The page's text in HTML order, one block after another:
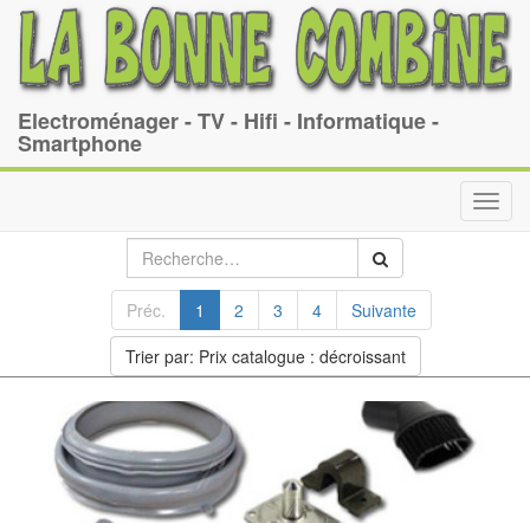
Electroménager - TV - Hifi - Informatique -
Smartphone
Préc. 1 2 3 4
Suivante
Trier par: Prix catalogue : décroissant